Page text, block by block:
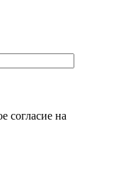
согласие на